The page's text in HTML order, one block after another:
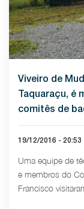
Viveiro de
Taquaraçu, é
comitês de
19/12/2016 - 20:53
Uma equipe de
e membros do
Francisco